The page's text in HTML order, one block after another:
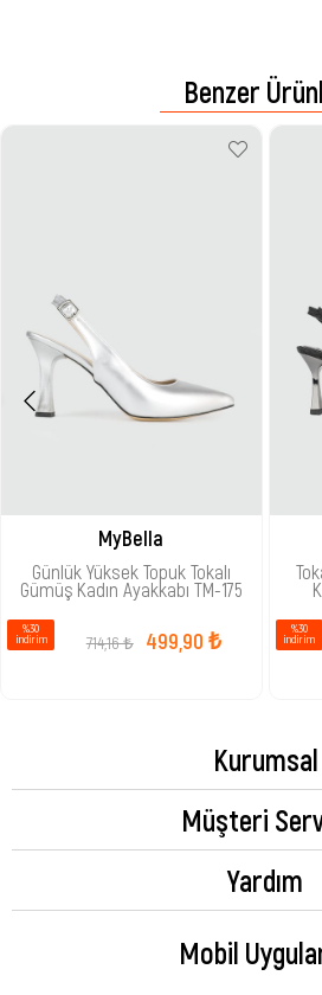
Benzer
MyBella
Günlük Yüksek Topuk Tokalı
Gümüş Kadın Ayakkabı TM-175
499,90 ₺
714,16 ₺
%30
i̇ndirim
%30
i̇ndirim
Kurumsal
Müşteri
Yardım
Mobil